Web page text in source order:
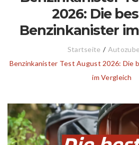
2026: Die
Benzinkanister
Startseite /
Benzinkanister Test August 2026: Die
im Vergleich